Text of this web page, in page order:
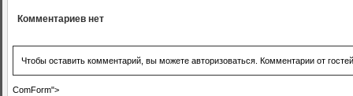
Комментариев нет
Чтобы оставить комментарий, вы можете авторизоваться. Комментарии от
ComForm">